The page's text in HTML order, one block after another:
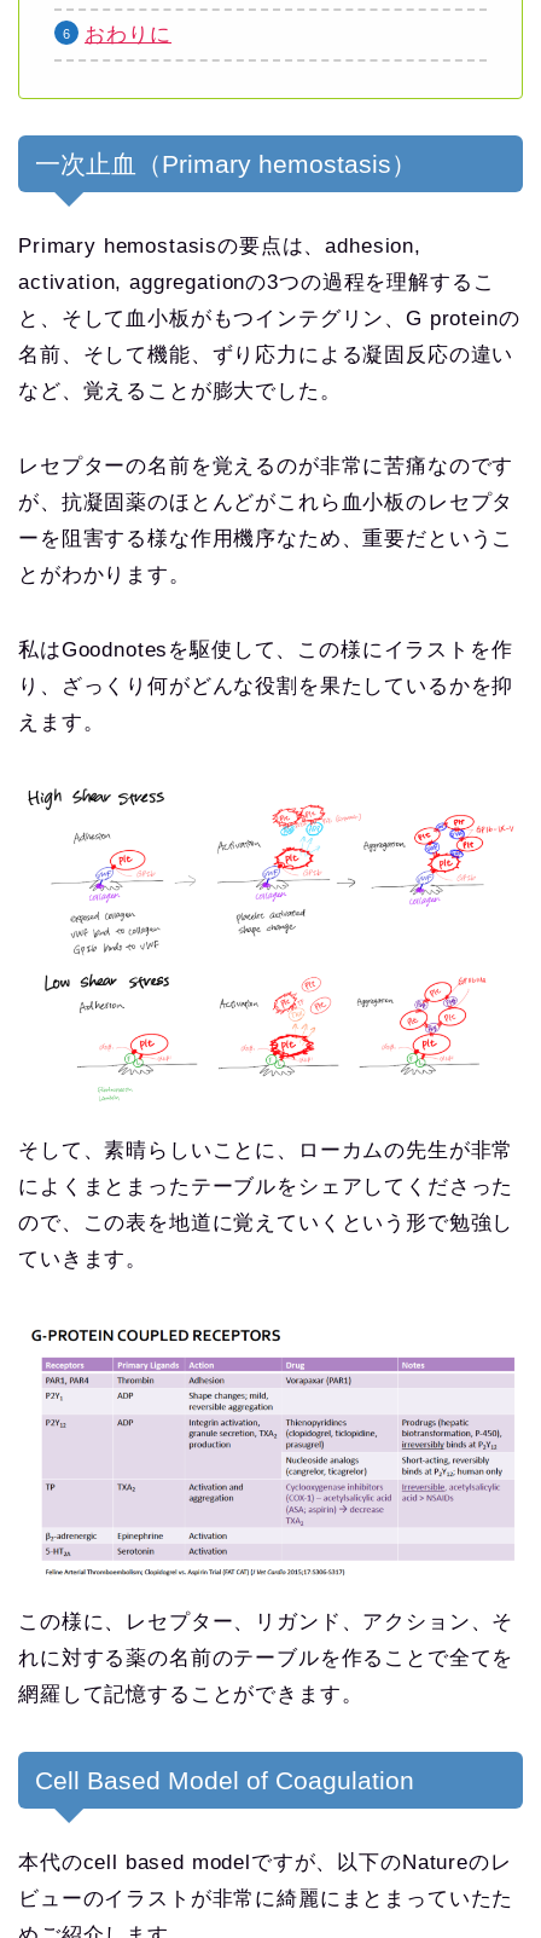
おわりに
一次止血（Primary hemostasis）
Primary hemostasisの要点は、adhesion,
activation, aggregationの3つの過程を理解するこ
と、そして血小板がもつインテグリン、G proteinの
名前、そして機能、ずり応力による凝固反応の違い
など、覚えることが膨大でした。
レセプターの名前を覚えるのが非常に苦痛なのです
が、抗凝固薬のほとんどがこれら血小板のレセプタ
ーを阻害する様な作用機序なため、重要だというこ
とがわかります。
私はGoodnotesを駆使して、この様にイラストを作
り、ざっくり何がどんな役割を果たしているかを抑
えます。
そして、素晴らしいことに、ローカムの先生が非常
によくまとまったテーブルをシェアしてくださった
ので、この表を地道に覚えていくという形で勉強し
ていきます。
この様に、レセプター、リガンド、アクション、そ
れに対する薬の名前のテーブルを作ることで全てを
網羅して記憶することができます。
Cell Based Model of Coagulation
本代のcell based modelですが、以下のNatureのレ
ビューのイラストが非常に綺麗にまとまっていたた